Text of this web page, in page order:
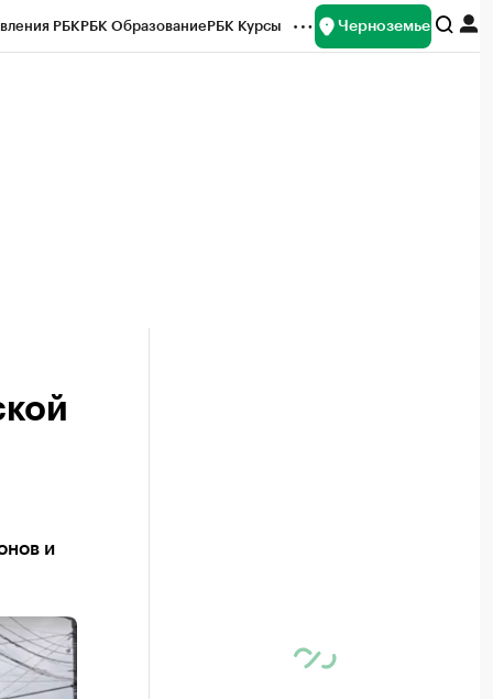
РБКРБК ОбразованиеРБК Курсы Черноземье
и